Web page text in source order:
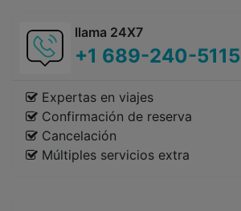
llama 24X7
+1 689-240-5115
Expertas en viajes
Confirmación de reserva
Cancelación
Múltiples servicios extra